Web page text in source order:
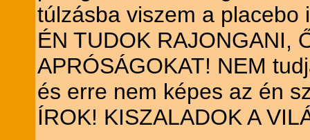
túlzásba viszem a placebo
ÉN TUDOK RAJONGANI,
APRÓSÁGOKAT! NEM
és erre nem képes az én
ÍROK! KISZALADOK A